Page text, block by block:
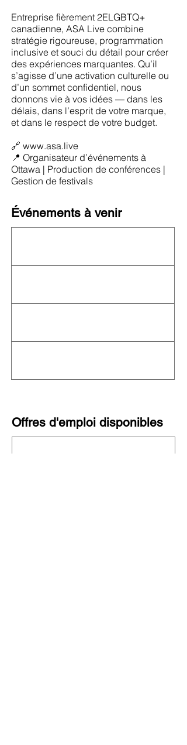
Entreprise fièrement 2ELGBTQ+
canadienne, ASA Live combine
stratégie rigoureuse, programmation
inclusive et souci du détail pour créer
des expériences marquantes. Qu’il
s’agisse d’une activation culturelle ou
d’un sommet confidentiel, nous
donnons vie à vos idées — dans les
délais, dans l’esprit de votre marque,
et dans le respect de votre budget.
🔗 www.asa.live
📍 Organisateur d’événements à
Ottawa | Production de conférences |
Gestion de festivals
Événements à venir
événements à venir.
Offres d'emploi disponibles